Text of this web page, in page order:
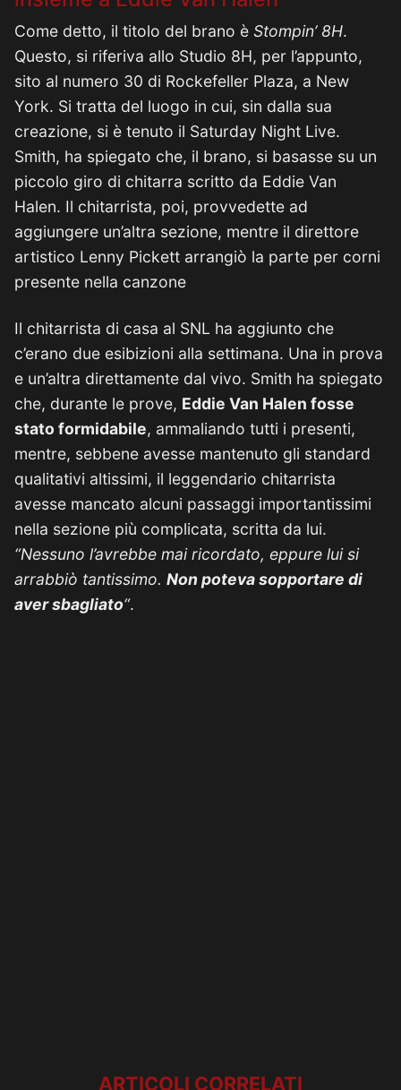
Come detto, il titolo del brano è Stompin’ 8H.
Questo, si riferiva allo Studio 8H, per l’appunto,
sito al numero 30 di Rockefeller Plaza, a New
York. Si tratta del luogo in cui, sin dalla sua
creazione, si è tenuto il Saturday Night Live.
Smith, ha spiegato che, il brano, si basasse su un
piccolo giro di chitarra scritto da Eddie Van
Halen. Il chitarrista, poi, provvedette ad
aggiungere un’altra sezione, mentre il direttore
artistico Lenny Pickett arrangiò la parte per corni
presente nella canzone
Il chitarrista di casa al SNL ha aggiunto che
c’erano due esibizioni alla settimana. Una in prova
e un’altra direttamente dal vivo. Smith ha spiegato
che, durante le prove, Eddie Van Halen fosse
stato formidabile, ammaliando tutti i presenti,
mentre, sebbene avesse mantenuto gli standard
qualitativi altissimi, il leggendario chitarrista
avesse mancato alcuni passaggi importantissimi
nella sezione più complicata, scritta da lui.
“Nessuno l’avrebbe mai ricordato, eppure lui si
arrabbiò tantissimo. Non poteva sopportare di
aver sbagliato“.
ARTICOLI CORRELATI